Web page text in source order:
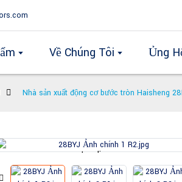
Về Chúng Tôi Ủng
Nhà sản xuất động cơ bước tròn Haisheng
Loading...
Loading...